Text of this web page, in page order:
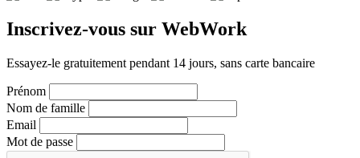
Inscrivez-vous sur WebWork
Essayez-le gratuitement pendant 14 jours, sans carte bancaire
Prénom
Nom de famille
Email
Mot de passe